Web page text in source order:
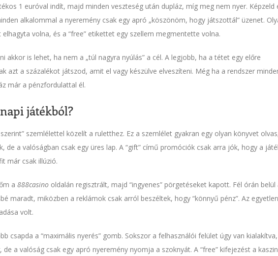
1 euróval indít, majd minden veszteség után dupláz, míg meg nem nyer. Képzeld
alkalommal a nyeremény csak egy apró „köszönöm, hogy játszottál” üzenet.
volna, és a “free” etikettet egy szellem megmentette volna.
akkor is lehet, ha nem a „túl nagyra nyúlás” a cél. A legjobb, ha a tétet egy előre
azt a százalékot játszod, amit el vagy készülve elveszíteni. Még ha a rendszer
már a pénzfordulattal él.
játékból?
szemlélettel közelít a ruletthez. Ez a szemlélet gyakran egy olyan könyvet
de a valóságban csak egy üres lap. A “gift” című promóciók csak arra jók, hogy a
már csak illúzió.
a 888casino oldalán regisztrált, majd “ingyenes” pörgetéseket kapott. Fél órán belül
maradt, miközben a reklámok csak arról beszéltek, hogy “könnyű pénz”. Az egyetlen
volt.
csapda a “maximális nyerés” gomb. Sokszor a felhasználói felület úgy van
a valóság csak egy apró nyeremény nyomja a szoknyát. A “free” kifejezést a